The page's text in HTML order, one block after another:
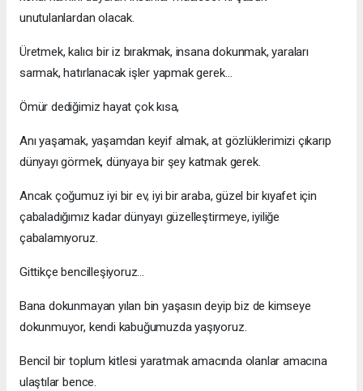
unutulanlardan olacak.
Üretmek, kalıcı bir iz bırakmak, insana dokunmak, yaraları
sarmak, hatırlanacak işler yapmak gerek…
Ömür dediğimiz hayat çok kısa,
Anı yaşamak, yaşamdan keyif almak, at gözlüklerimizi çıkarıp
dünyayı görmek, dünyaya bir şey katmak gerek.
Ancak çoğumuz iyi bir ev, iyi bir araba, güzel bir kıyafet için
çabaladığımız kadar dünyayı güzelleştirmeye, iyiliğe
çabalamıyoruz.
Gittikçe bencilleşiyoruz…
Bana dokunmayan yılan bin yaşasın deyip biz de kimseye
dokunmuyor, kendi kabuğumuzda yaşıyoruz.
Bencil bir toplum kitlesi yaratmak amacında olanlar amacına
ulaştılar bence.